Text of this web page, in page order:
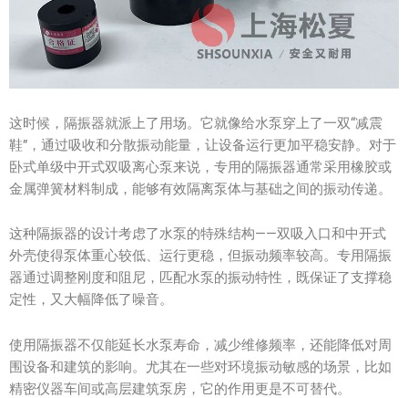
这时候，隔振器就派上了用场。它就像给水泵穿上了一双“减震
鞋”，通过吸收和分散振动能量，让设备运行更加平稳安静。对于
卧式单级中开式双吸离心泵来说，专用的隔振器通常采用橡胶或
金属弹簧材料制成，能够有效隔离泵体与基础之间的振动传递。
这种隔振器的设计考虑了水泵的特殊结构——双吸入口和中开式
外壳使得泵体重心较低、运行更稳，但振动频率较高。专用隔振
器通过调整刚度和阻尼，匹配水泵的振动特性，既保证了支撑稳
定性，又大幅降低了噪音。
使用隔振器不仅能延长水泵寿命，减少维修频率，还能降低对周
围设备和建筑的影响。尤其在一些对环境振动敏感的场景，比如
精密仪器车间或高层建筑泵房，它的作用更是不可替代。